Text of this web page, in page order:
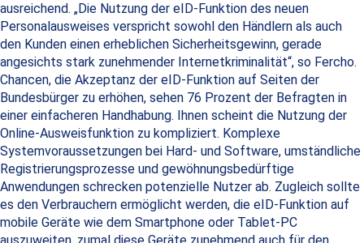
ausreichend. „Die Nutzung der eID-Funktion des neuen
Personalausweises verspricht sowohl den Händlern als auch
den Kunden einen erheblichen Sicherheitsgewinn, gerade
angesichts stark zunehmender Internetkriminalität“, so Fercho.
Chancen, die Akzeptanz der eID-Funktion auf Seiten der
Bundesbürger zu erhöhen, sehen 76 Prozent der Befragten in
einer einfacheren Handhabung. Ihnen scheint die Nutzung der
Online-Ausweisfunktion zu kompliziert. Komplexe
Systemvoraussetzungen bei Hard- und Software, umständliche
Registrierungsprozesse und gewöhnungsbedürftige
Anwendungen schrecken potenzielle Nutzer ab. Zugleich sollte
es den Verbrauchern ermöglicht werden, die eID-Funktion auf
mobile Geräte wie dem Smartphone oder Tablet-PC